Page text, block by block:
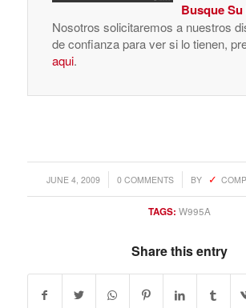
Busque
Nosotros solicitaremos a nuestros
de confianza para ver si lo tienen,
aqui.
JUNE 4, 2009
/ 0 COMMENTS
/ BY
TAGS: W995A
Share this entry